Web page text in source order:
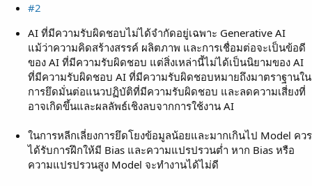
#2
AI ที่มีความรับผิดชอบไม่ได้จำกัดอยู่เฉพาะ Generative AI
แม้ว่าความคิดสร้างสรรค์ ผลิตภาพ และการเชื่อมต่อจะเป็นข้อดี
ของ AI ที่มีความรับผิดชอบ แต่สิ่งเหล่านี้ไม่ได้เป็นนิยามของ AI
ที่มีความรับผิดชอบ AI ที่มีความรับผิดชอบหมายถึงมาตราฐานใน
การยึดมั่นต่อแนวปฏิบัติที่มีความรับผิดชอบ และลดความเสี่ยงที่
อาจเกิดขึ้นและผลลัพธ์เชิงลบจากการใช้งาน AI
ในการหลีกเลี่ยงการยึดโยงข้อมูลน้อยและมากเกินไป Model ควร
ได้รับการฝึกให้มี Bias และความแปรปรวนต่ำ หาก Bias หรือ
ความแปรปรวนสูง Model จะทำงานได้ไม่ดี